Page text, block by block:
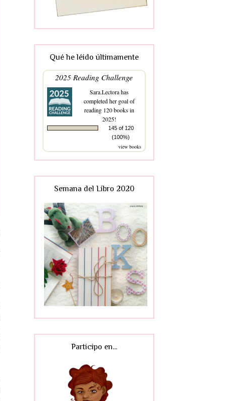
Qué he léido últimamente
2025 Reading Challenge
Sara.Lectorahas
completed her goal of
reading 120 books in
2025!
145 of 120
(100%)
view books
Semana del Libro 2020
Participo en...